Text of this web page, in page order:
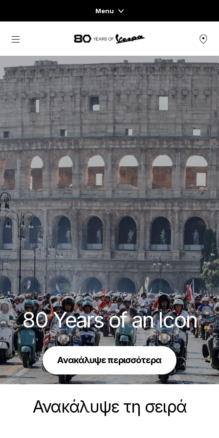
Menu
Home
ΓΚΆΜΑ ΟΧΗΜΆΤΩΝ
ΈΝΔΥΣΗ & LIFESTYLE
ΕΜΠΕΙΡΊΕΣ
CONCEPT STORE
Μετάβαση στο κυρίως περιεχόμενο
80 Years of an Icon
Ανακάλυψε περισσότερα
Ανακάλυψε τη σειρά